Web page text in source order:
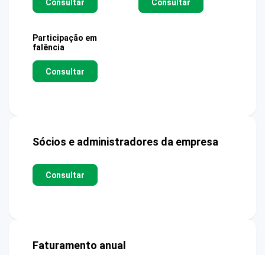
Consultar Consultar
Participação em
falência
Consultar
Sócios e administradores da empresa
Consultar
Faturamento anual